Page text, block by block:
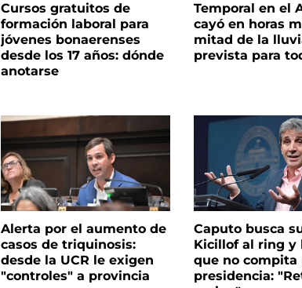
Cursos gratuitos de
formación laboral para
jóvenes bonaerenses
desde los 17 años: dónde
anotarse
Temporal en el
cayó en horas
mitad de la
prevista para
Alerta por el aumento de
casos de triquinosis:
desde la UCR le exigen
"controles" a provincia
Caputo busca
Kicillof al ring y
que no compita
presidencia: